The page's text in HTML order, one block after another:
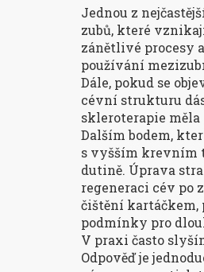
Jednou z
zubů, které
zánětlivé procesy
používání
Dále, pokud se
cévní strukturu
skleroterapie
Dalším bodem,
s vyšším krevním
dutině. Úprava
regeneraci cév po
čištění
podmínky pro
V praxi často
Odpověď je